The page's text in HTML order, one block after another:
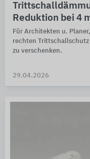
Reduktion bei 4
Für Architekten u.
rech­ten Tritt­schall­schutz
zu verschenken.
29.04.2026